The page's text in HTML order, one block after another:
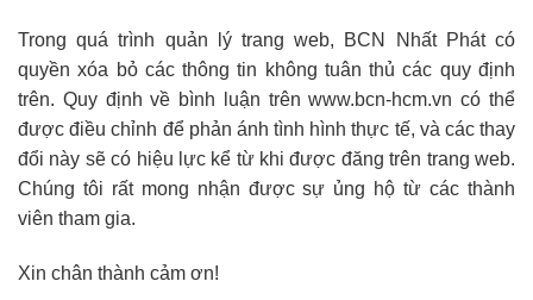
Trong quá trình quản lý trang web, BCN Nhất Phát có
quyền xóa bỏ các thông tin không tuân thủ các quy định
trên. Quy định về bình luận trên www.bcn-hcm.vn có thể
được điều chỉnh để phản ánh tình hình thực tế, và các thay
đổi này sẽ có hiệu lực kể từ khi được đăng trên trang web.
Chúng tôi rất mong nhận được sự ủng hộ từ các thành
viên tham gia.
Xin chân thành cảm ơn!